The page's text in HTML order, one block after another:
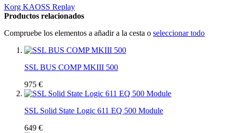
Korg KAOSS Replay
Productos relacionados
Compruebe los elementos a añadir a la cesta o seleccionar todo
SSL BUS COMP MKIII 500
975 €
SSL Solid State Logic 611 EQ 500 Module
649 €